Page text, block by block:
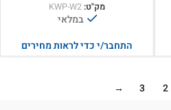
מק"ט: KWP-W2
במלאי
התחבר/י כדי לראות מחירים
2
3
→